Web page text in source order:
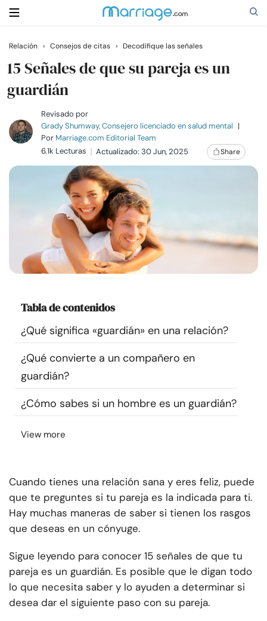
Buscar
Casarse
Relaciones
Familia
Ayuda
Cursos
Comunidad
Encuentra un terapeuta
Idioma
Sobre nosotros
Relación › Consejos de citas › Decodifique las señales
15 Señales de que su pareja es un
guardián
Revisado por
Grady Shumway, Consejero licenciado en salud mental |
Por Marriage.com Editorial Team
6.1k Lecturas
Actualizado: 30 Jun, 2025 Share
Tabla de contenidos
¿Qué significa «guardián» en una relación?
¿Qué convierte a un compañero en
guardián?
¿Cómo sabes si un hombre es un guardián?
View more
Cuando tienes una relación sana y eres feliz, puede
que te preguntes si tu pareja es la indicada para ti.
Hay muchas maneras de saber si tienen los rasgos
que deseas en un cónyuge.
Sigue leyendo para conocer 15 señales de que tu
pareja es un guardián. Es posible que le digan todo
lo que necesita saber y lo ayuden a determinar si
desea dar el siguiente paso con su pareja.